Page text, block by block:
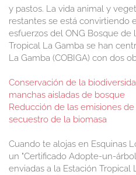
y pastos. La vida animal y
restantes se está convirtiendo
esfuerzos del ONG Bosque de
Tropical La Gamba se han
La Gamba (COBIGA) con dos
Conservación de la
manchas aisladas de bosque
Reducción de las emisiones
secuestro de la biomasa
Cuando te alojas en Esquinas
un "Certificado Adopte-un-
enviadas a la Estación Tropical